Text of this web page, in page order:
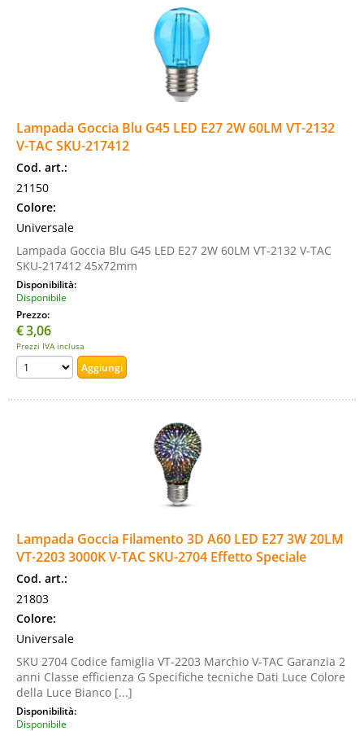
Lampada Goccia Blu G45 LED E27 2W 60LM VT-2132
V-TAC SKU-217412
Cod. art.:
21150
Colore:
Universale
Lampada Goccia Blu G45 LED E27 2W 60LM VT-2132 V-TAC
SKU-217412 45x72mm
Disponibilità:
Disponibile
Prezzo:
€3,06
Prezzi IVA inclusa
Lampada Goccia Filamento 3D A60 LED E27 3W 20LM
VT-2203 3000K V-TAC SKU-2704 Effetto Speciale
Cod. art.:
21803
Colore:
Universale
SKU 2704 Codice famiglia VT-2203 Marchio V-TAC Garanzia 2
anni Classe efficienza G Specifiche tecniche Dati Luce Colore
della Luce Bianco [...]
Disponibilità:
Disponibile